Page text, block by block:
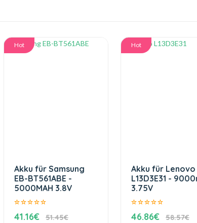
Hot
Akku für Samsung
EB-BT561ABE -
5000MAH 3.8V
41.16€ 51.45€
Hot
Akku für Lenovo
L13D3E31 -
3.75V
46.86€ 58.57€